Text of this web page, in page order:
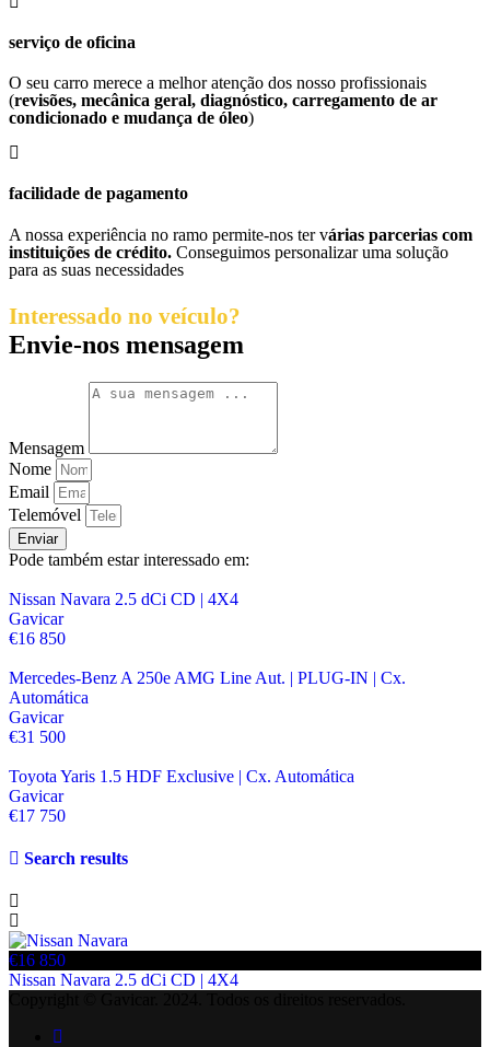
serviço de oficina
O seu carro merece a melhor atenção dos nosso profissionais
(revisões, mecânica geral, diagnóstico, carregamento de ar
condicionado e mudança de óleo)
facilidade de pagamento
A nossa experiência no ramo permite-nos ter várias parcerias com
instituições de crédito. Conseguimos personalizar uma solução
para as suas necessidades
Interessado no veículo?
Envie-nos mensagem
Mensagem
Nome
Email
Telemóvel
Enviar
Pode também estar interessado em:
Nissan Navara 2.5 dCi CD | 4X4
Gavicar
€16 850
Mercedes-Benz A 250e AMG Line Aut. | PLUG-IN | Cx.
Automática
Gavicar
€31 500
Toyota Yaris 1.5 HDF Exclusive | Cx. Automática
Gavicar
€17 750
Search results
€16 850
Nissan Navara 2.5 dCi CD | 4X4